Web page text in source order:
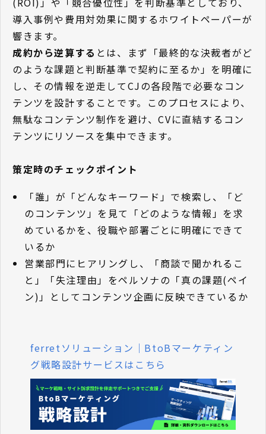
導入事例や費用対効果に関するホワイトペーパーが
響きます。
成約から逆算する とは、まず「最終的な決裁者がど
のような課題と判断基準で契約に至るか」を明確に
し、その情報を逆走してCJの各段階で必要なコン
テンツを設計することです。このプロセスにより、
無駄なコンテンツ制作を避け、CVに直結するコン
テンツにリソースを集中できます。
策定時のチェックポイント
「誰」が「どんなキーワード」で検索し、「ど
のコンテンツ」を見て「どのような情報」を求
めているかを、役職や部署ごとに明確にできて
いるか
営業部門にヒアリングし、「商談で聞かれるこ
と」「失注理由」をペルソナの「真の課題(ペイ
ン)」としてコンテンツ企画に反映できているか
ferretソリューション｜BtoBマーケティン
グ戦略設計サービスはこちら